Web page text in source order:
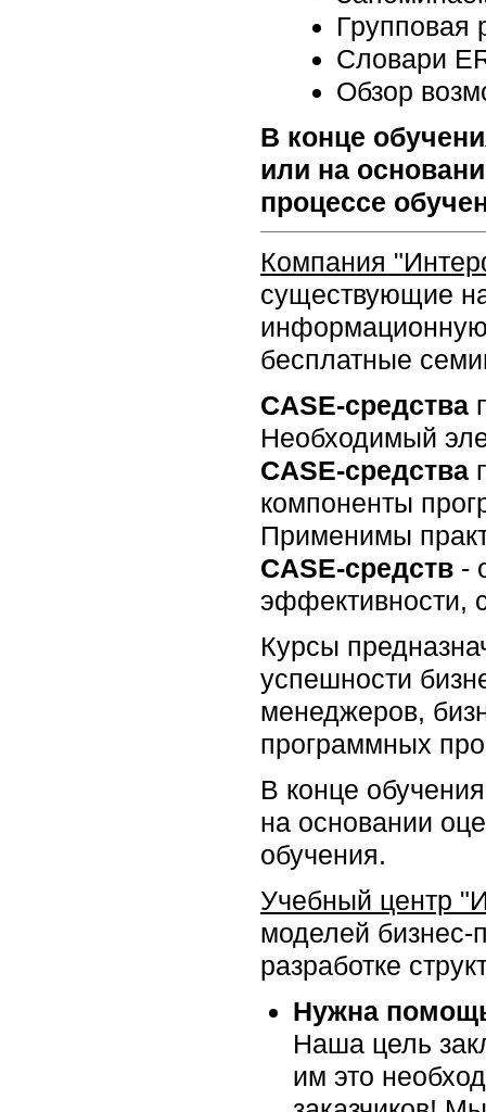
Групповая
Словари
Обзор
В конце
или на
процессе
Компания
существующие
информационную
бесплатные
CASE-средства
Необходимый
CASE-средства
компоненты
Применимы
CASE-средств -
эффективности,
Курсы
успешности
менеджеров,
программных
В конце
на основании
обучения.
Учебный центр
моделей
разработке
Нужна
Наша цель
им это